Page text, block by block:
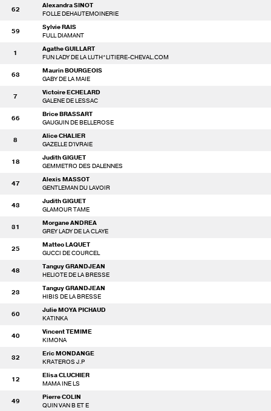
62
Alexandra SINOT
FOLLE DEHAUTEMOINERIE
59
Sylvie RAIS
FULL DIAMANT
1
Agathe GUILLART
FUN LADY DE LA LUTH*LITIERE-CHEVAL.COM
63
Maurin BOURGEOIS
GABY DE LA MAIE
7
Victoire ECHELARD
GALENE DE LESSAC
66
Brice BRASSART
GAUGUIN DE BELLEROSE
8
Alice CHALIER
GAZELLE D'IVRAIE
18
Judith GIGUET
GEMMETRO DES DALENNES
47
Alexis MASSOT
GENTLEMAN DU LAVOIR
43
Judith GIGUET
GLAMOUR TAME
31
Morgane ANDREA
GREY LADY DE LA CLAYE
25
Matteo LAQUET
GUCCI DE COURCEL
48
Tanguy GRANDJEAN
HELIOTE DE LA BRESSE
23
Tanguy GRANDJEAN
HIBIS DE LA BRESSE
60
Julie MOYA PICHAUD
KATINKA
40
Vincent TEMIME
KIMONA
32
Eric MONDANGE
KRATEROS J.P
12
Elisa CLUCHIER
MAMA INE LS
49
Pierre COLIN
QUIN VAN B ET E